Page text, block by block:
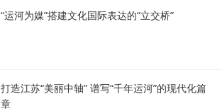
“运河为媒”搭建文化国际表达的“立交桥”
打造江苏“美丽中轴” 谱写“千年运河”的现代化篇
章